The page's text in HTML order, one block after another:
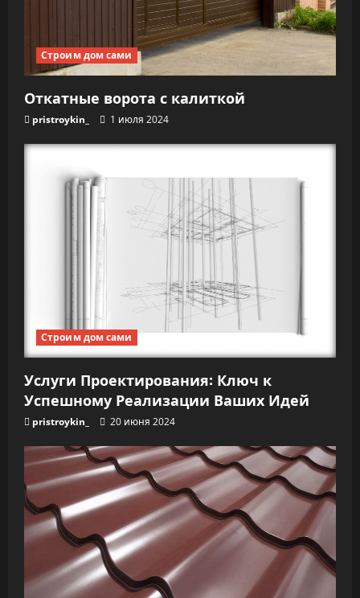
я
м
Строим дом сами
Откатные ворота с калиткой
pristroykin_ 1 июля 2024
Строим дом сами
Услуги Проектирования: Ключ к
Успешному Реализации Ваших Идей
pristroykin_ 20 июня 2024